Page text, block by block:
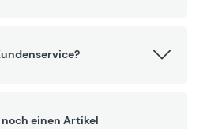
einen Artikel